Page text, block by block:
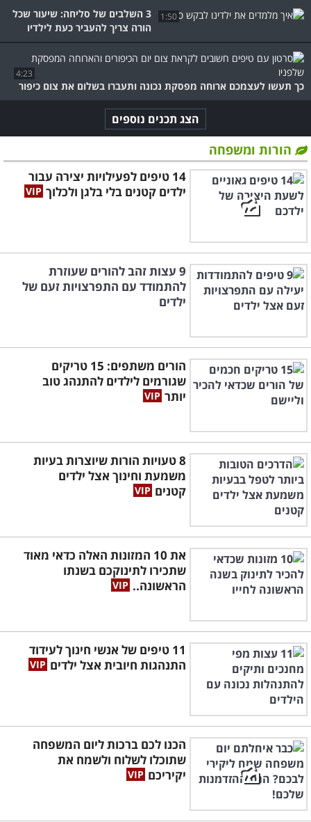
1:50
3 השלבים של סליחה: שיעור שכל
הורה צריך להעביר כעת לילדיו
4:23
כך תעשו לעצמכם ארוחה מפסקת נכונה ותעברו בשלום את צום כיפור
הצג תכנים נוספים
הורות ומשפחה
14 טיפים לפעילויות יצירה עבור
ילדים קטנים בלי בלגן ולכלוך
9 עצות זהב להורים שעוזרת
להתמודד עם התפרצויות זעם של
ילדים
הורים משתפים: 15 טריקים
שגורמים לילדים להתנהג טוב
יותר
8 טעויות הורות שיוצרות בעיות
משמעת וחינוך אצל ילדים
קטנים
את 10 המזונות האלה כדאי מאוד
שתכירו לתינוקכם בשנתו
הראשונה..
11 טיפים של אנשי חינוך לעידוד
התנהגות חיובית אצל ילדים
הכנו לכם ברכות ליום המשפחה
שתוכלו לשלוח ולשמח את
יקיריכם